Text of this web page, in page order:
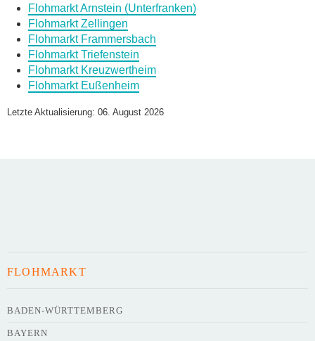
Daten des Flohmarkts
Name des Flohmarkts
Flohmarkt Arnstein (Unterfranken)
Flohmarkt Zellingen
Flohmarkt Frammersbach
Flohmarkt Triefenstein
Flohmarkt Kreuzwertheim
Flohmarkt Eußenheim
Letzte Aktualisierung: 06. August 2026
FLOHMARKT
BADEN-WÜRTTEMBERG
BAYERN